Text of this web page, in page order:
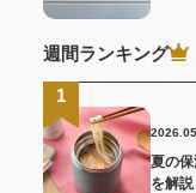
週間ランキング
夏の
を解説